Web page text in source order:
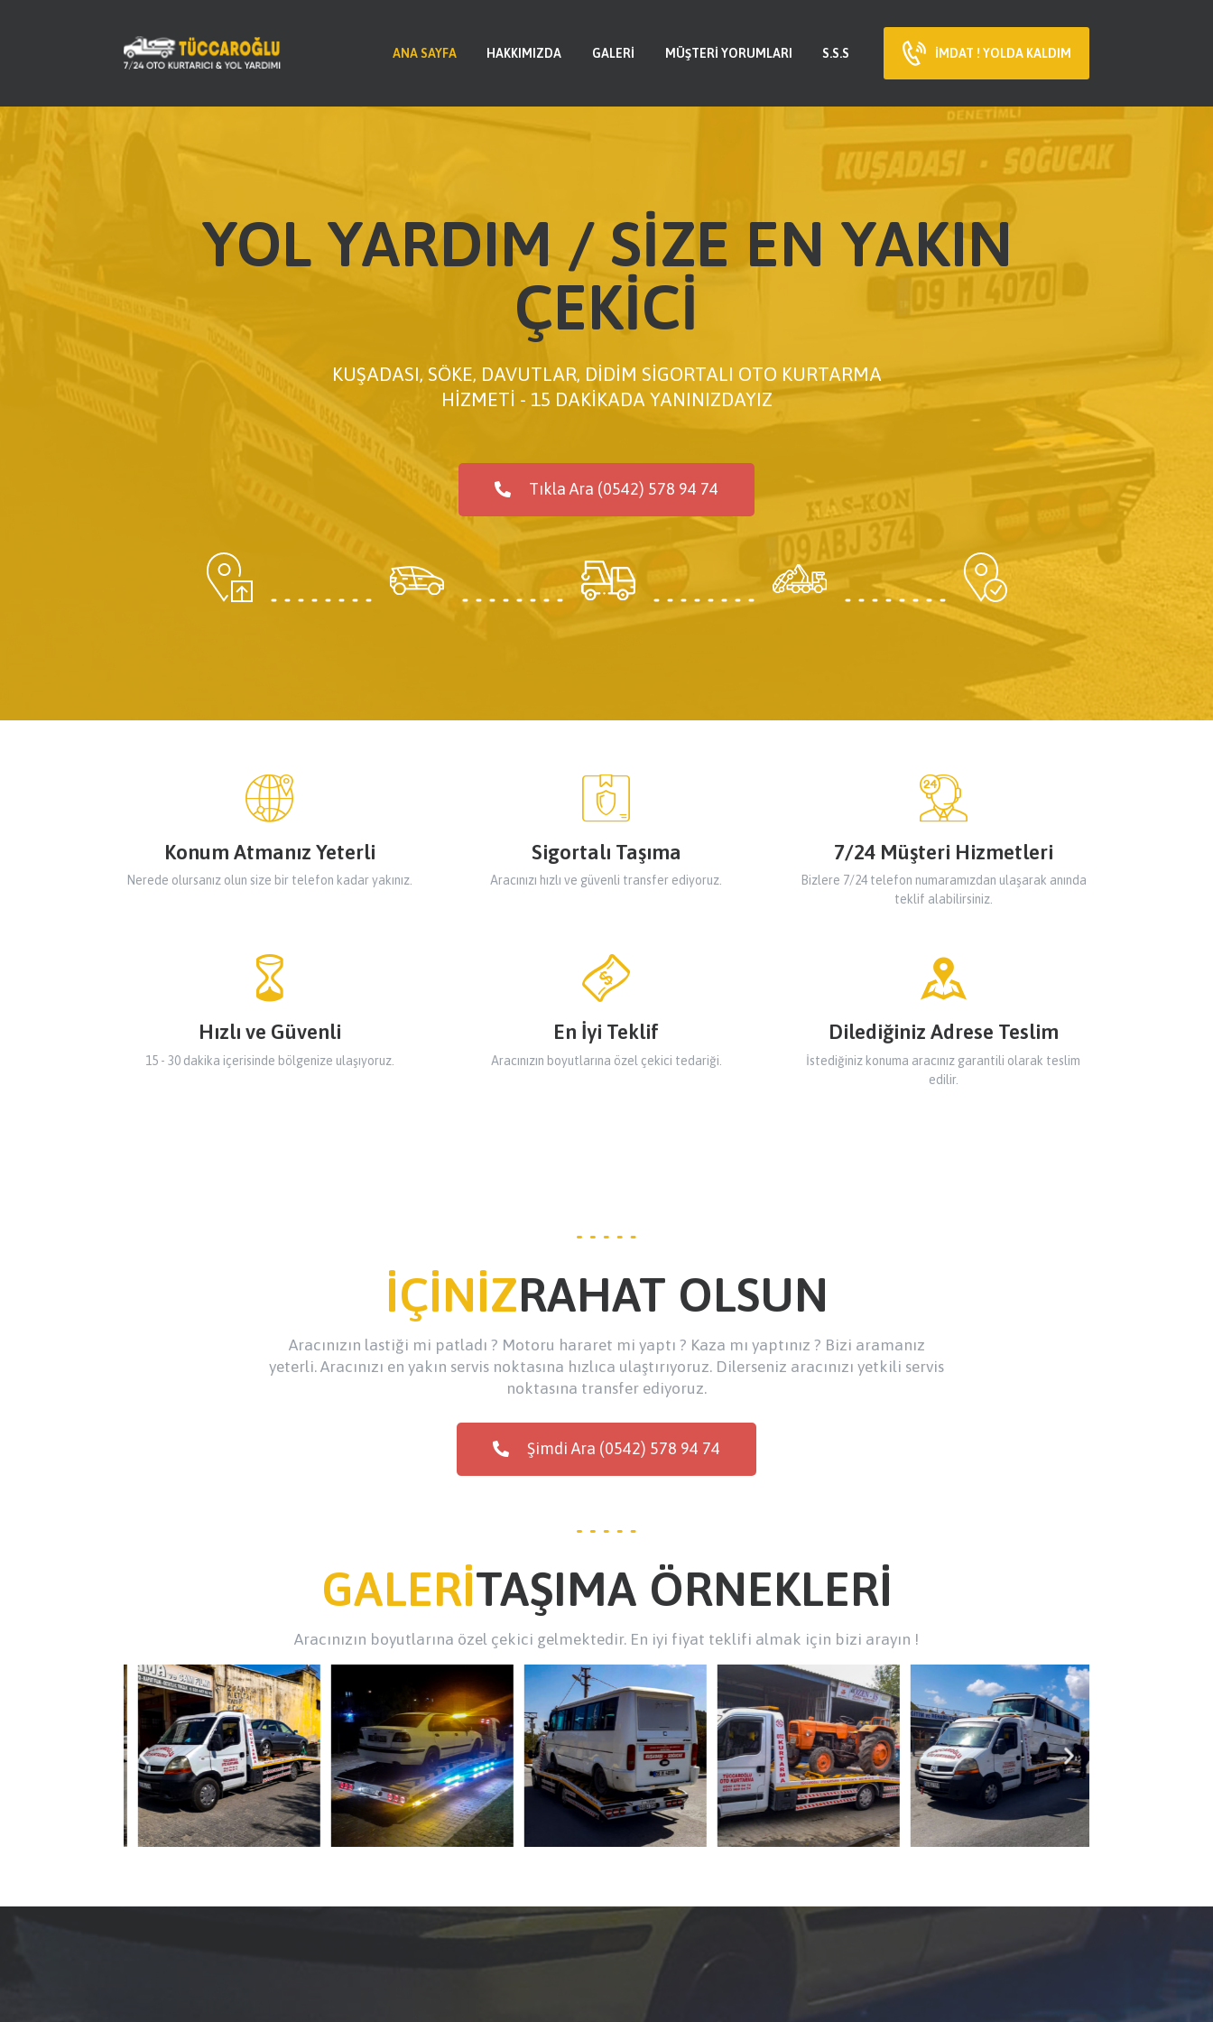
ANA SAYFA HAKKIMIZDA GALERI MÜŞTERI YORUMLARI S.S.S İMDAT ! YOLDA KALDIM
HAKKIMIZDA
GALERI
YOL YARDIM / SİZE EN YAKIN
ÇEKİCİ
KUŞADASI, SÖKE, DAVUTLAR, DİDİM SİGORTALI OTO KURTARMA
HİZMETİ - 15 DAKİKADA YANINIZDAYIZ
Tıkla Ara (0542) 578 94 74
Konum Atmanız Yeterli
Nerede olursanız olun size bir telefon kadar yakınız.
Sigortalı Taşıma
Aracınızı hızlı ve güvenli transfer ediyoruz.
7/24 Müşteri Hizmetleri
Bizlere 7/24 telefon numaramızdan ulaşarak anında
teklif alabilirsiniz.
Hızlı ve Güvenli
15 - 30 dakika içerisinde bölgenize ulaşıyoruz.
En İyi Teklif
Aracınızın boyutlarına özel çekici tedariği.
Dilediğiniz Adrese Teslim
İstediğiniz konuma aracınız garantili olarak teslim
edilir.
İÇİNİZRAHAT OLSUN
Aracınızın lastiği mi patladı ? Motoru hararet mi yaptı ? Kaza mı yaptınız ? Bizi aramanız
yeterli. Aracınızı en yakın servis noktasına hızlıca ulaştırıyoruz. Dilerseniz aracınızı yetkili servis
noktasına transfer ediyoruz.
Şimdi Ara (0542) 578 94 74
GALERİTAŞIMA ÖRNEKLERİ
Aracınızın boyutlarına özel çekici gelmektedir. En iyi fiyat teklifi almak için bizi arayın !